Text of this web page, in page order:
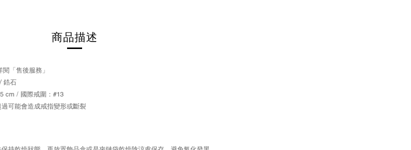
商品描述
「售後服務」
鋯石
cm / 國際戒圍： #13
可能會造成戒指變形或斷裂